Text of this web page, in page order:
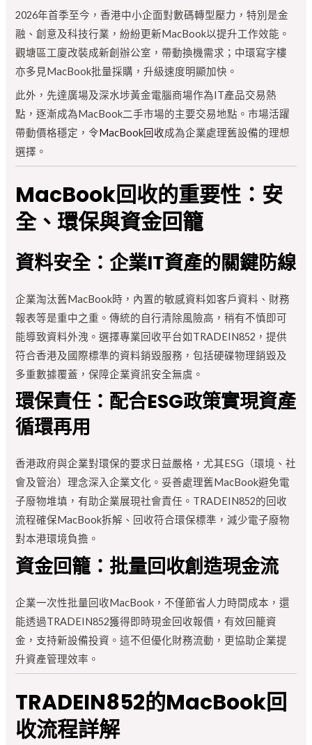
2026年首季至今，香港中小企面對數碼轉型壓力，特別是金
融、創意及科技行業，紛紛更新MacBook以提升工作效能。
觀塘區工廈改裝成新創辦公室，帶動換機需求；中環寫字樓
亦多見MacBook批量採購，升級速度明顯加快。
此外，先達廣場及深水埗黃金電腦商場作為IT產品交易熱
點，逐漸成為MacBook二手市場的主要交易地點。市場活躍
帶動價格穩定，令MacBook回收成為企業處理舊設備的理想
選擇。
MacBook回收的重要性：安
全、環保與資金回籠
資料安全：企業IT資產的關鍵防線
企業淘汰舊MacBook時，內置的敏感資料如客戶資料、財務
報表等是重中之重。傳統的自行清除風險高，稍有不慎即可
能導致資料外洩。選擇專業回收平台如TRADEIN852，提供
符合香港及國際標準的資料銷毀服務，包括硬碟物理銷毀及
多重數據覆蓋，保障企業資訊安全無虞。
環保責任：配合ESG政策實現資產
循環再用
香港政府與企業對環保的要求日益嚴格，尤其ESG（環境、社
會及管治）理念深入企業文化。妥善處理舊MacBook避免電
子廢物堆填，有助企業展現社會責任。TRADEIN852的回收
流程確保MacBook拆解、回收符合環保標準，減少電子廢物
對本港環境負擔。
資金回籠：批量回收創造現金流
企業一次性批量回收MacBook，不僅節省人力時間成本，還
能透過TRADEIN852獲得即時現金回收報價，有效回籠資
金，支持新設備投資。這不但優化財務流動，更協助企業提
升資產管理效率。
TRADEIN852的MacBook回
收流程詳解